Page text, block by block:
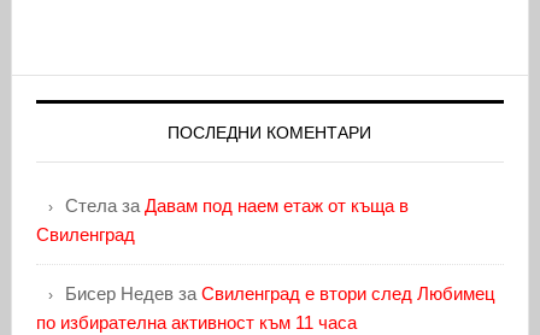
ПОСЛЕДНИ КОМЕНТАРИ
Стелаза Давам под наем етаж от къща в
Свиленград
Бисер Недевза Свиленград е втори след Любимец
по избирателна активност към 11 часа